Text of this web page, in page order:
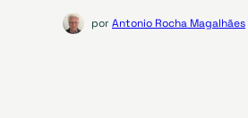
porAntonio Rocha Magalhães